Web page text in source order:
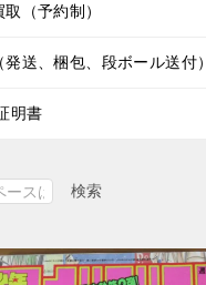
（予約制）
送、梱包、段ボール送付）
明書
検索